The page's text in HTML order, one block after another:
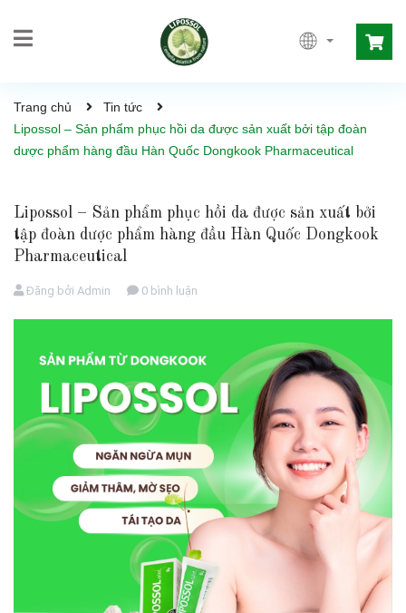
Trang chủ
Tin tức
Lipossol – Sản phẩm phục hồi da được sản xuất bởi tập đoàn
dược phẩm hàng đầu Hàn Quốc Dongkook Pharmaceutical
Lipossol – Sản phẩm phục hồi da được sản xuất bởi
tập đoàn dược phẩm hàng đầu Hàn Quốc Dongkook
Pharmaceutical
Đăng bởi Admin 0 bình luận